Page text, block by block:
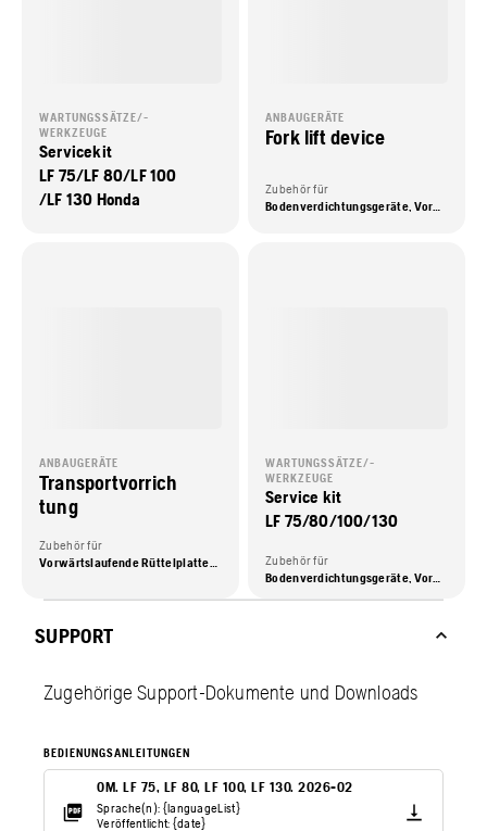
WARTUNGSSÄTZE/-
WERKZEUGE
Servicekit
LF 75/LF 80/LF 100
/LF 130 Honda
ANBAUGERÄTE
Fork lift device
Zubehör für
Bodenverdichtungsgeräte, Vorwärtslaufende Rüttelplatten
ANBAUGERÄTE
Transportvorrich
tung
Zubehör für
Vorwärtslaufende Rüttelplatten, Reversierbare Rüttelplatten, Stampfer
WARTUNGSSÄTZE/-
WERKZEUGE
Service kit
LF 75/80/100/130
Zubehör für
Bodenverdichtungsgeräte, Vorwärtslaufende Rüttelplatten, Reversierbare Rüttelplatten, Stampfer
SUPPORT
Zugehörige Support-Dokumente und Downloads
BEDIENUNGSANLEITUNGEN
OM. LF 75, LF 80, LF 100, LF 130. 2026-02
Sprache(n): {languageList}
Veröffentlicht: {date}